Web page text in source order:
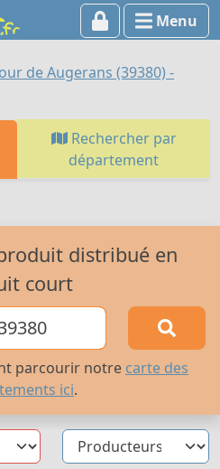
Menu
de Augerans (39380) -
Rechercher par
département
distribué en
court
parcourir notre carte des
ici.